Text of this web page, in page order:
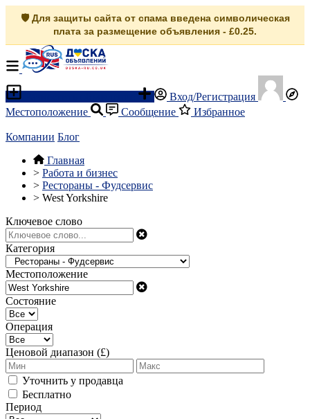
🛡️ Для защиты сайта от спама введена символическая
плата за размещение объявления - £0.25.
Вход/Регистрация
Местоположение
Сообщение Избранное
Компании Блог
Главная
> Работа и бизнес
> Рестораны - Фудсервис
> West Yorkshire
Ключевое слово
Категория
Местоположение
Состояние
Операция
Ценовой диапазон (£)
Уточнить у продавца
Бесплатно
Период